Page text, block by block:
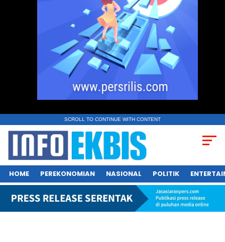
SCROLL TO CONTINUE WITH CONTENT
HOME PEREKONOMIAN NASIONAL POLITIK